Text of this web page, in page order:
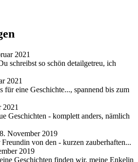
2021
schreibst so schön detailgetreu, ich
2021
für eine Geschichte..., spannend bis zum
2021
Geschichten - komplett anders, nämlich
November 2019
von den - kurzen zauberhaften...
2019
Geschichten finden wir, meine Enkelin